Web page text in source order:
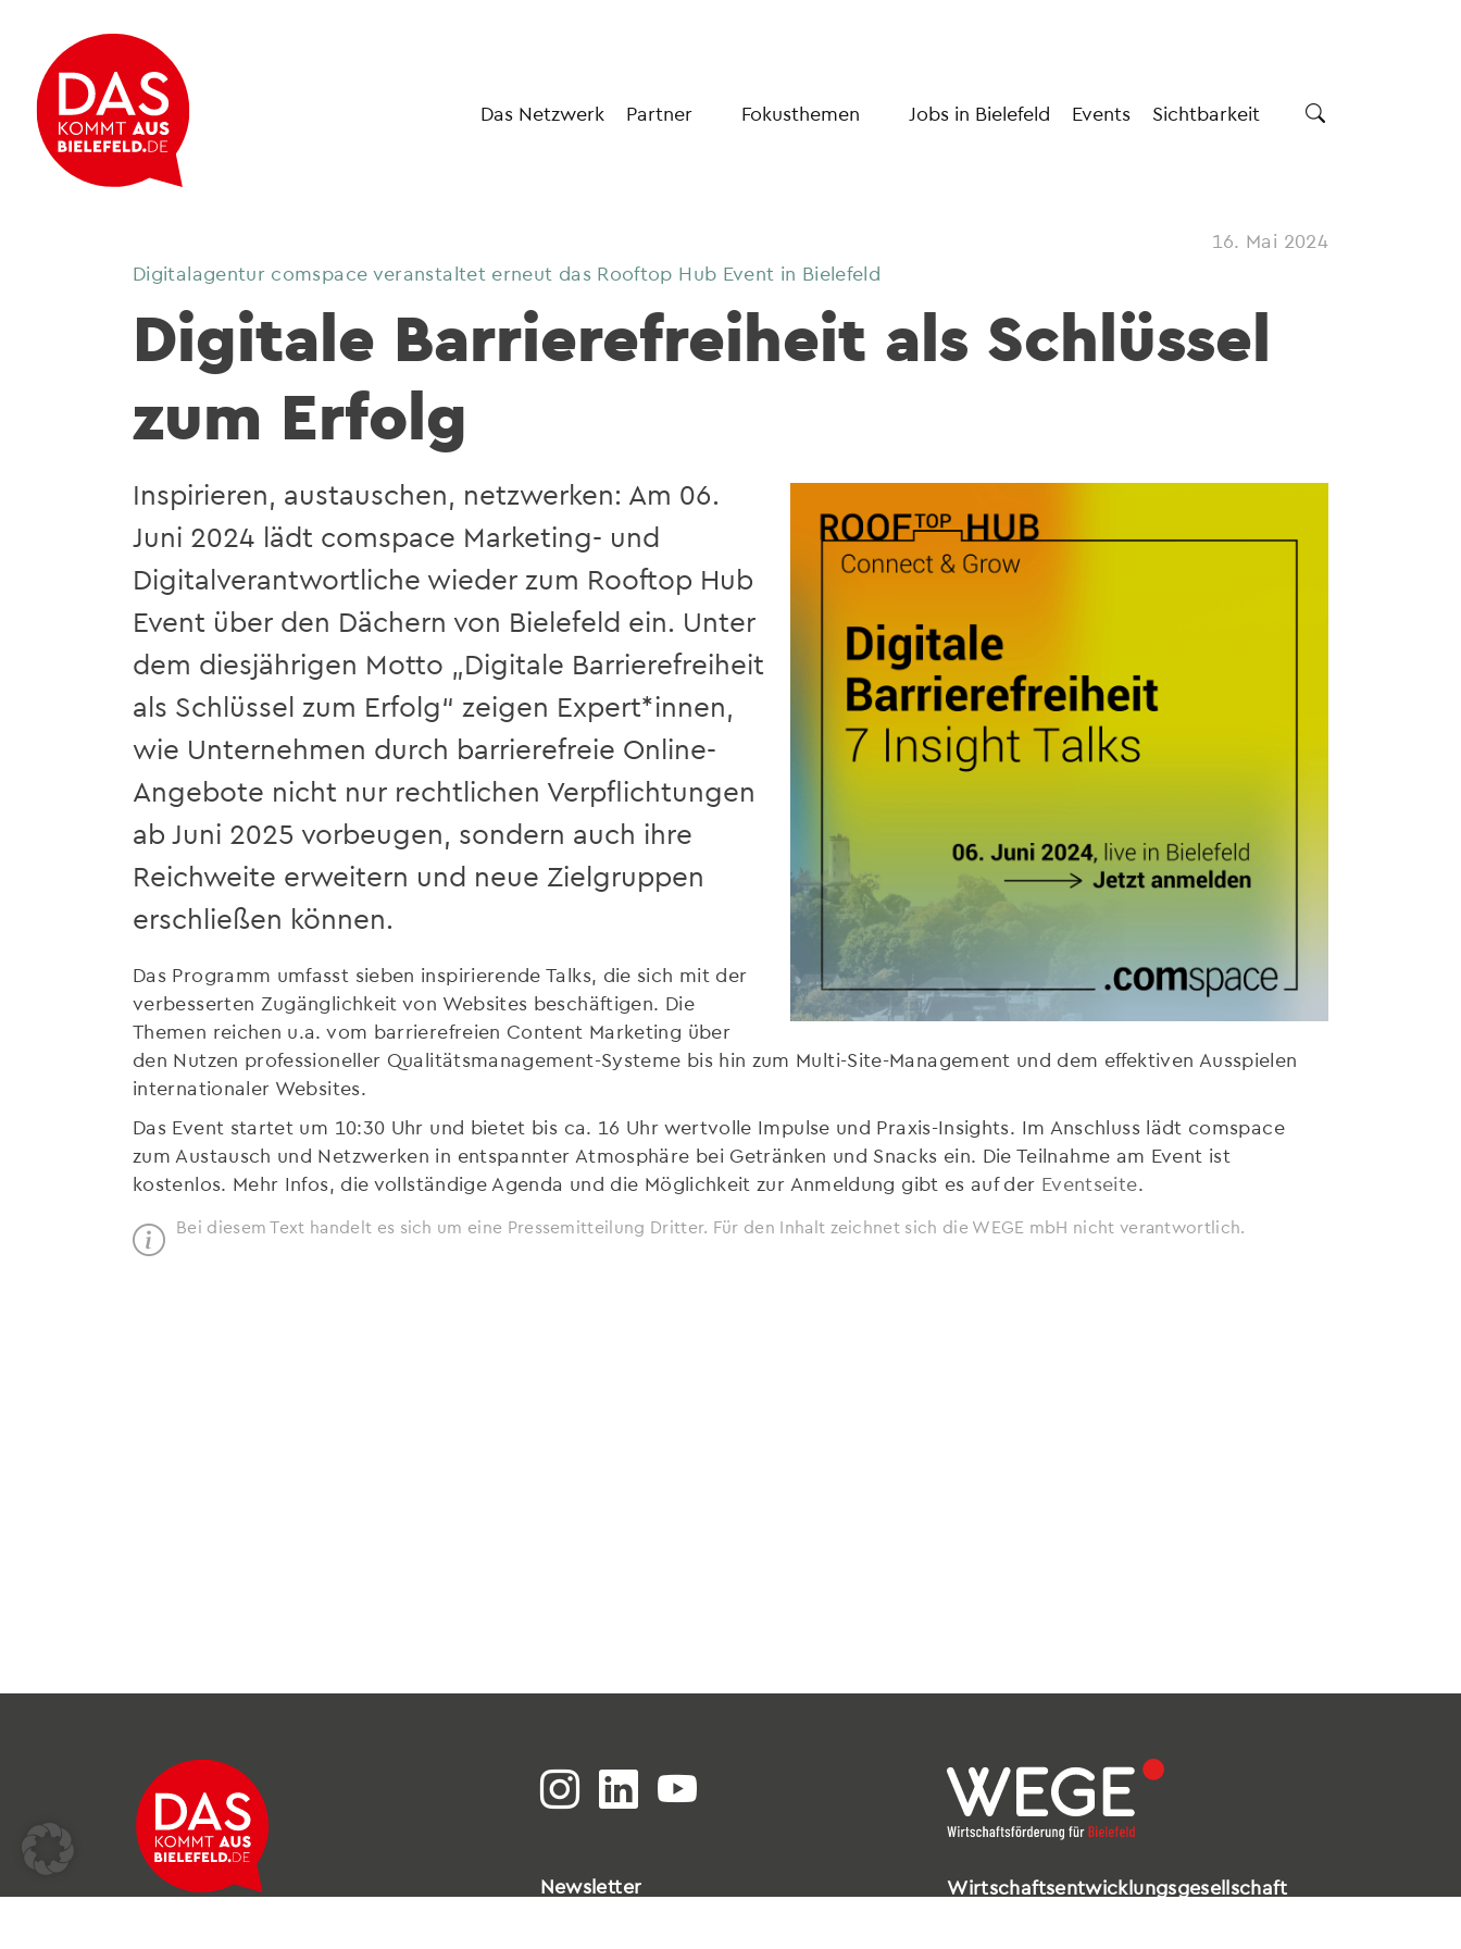
Das Netzwerk Partner Fokusthemen Jobs in Bielefeld Events Sichtbarkeit
16. Mai 2024
Digitalagentur comspace veranstaltet erneut das Rooftop Hub Event in Bielefeld
Digitale Barrierefreiheit als Schlüssel
zum Erfolg
Inspirieren, austauschen, netzwerken: Am 06.
Juni 2024 lädt comspace Marketing- und
Digitalverantwortliche wieder zum Rooftop Hub
Event über den Dächern von Bielefeld ein. Unter
dem diesjährigen Motto „Digitale Barrierefreiheit
als Schlüssel zum Erfolg“ zeigen Expert*innen,
wie Unternehmen durch barrierefreie Online-
Angebote nicht nur rechtlichen Verpflichtungen
ab Juni 2025 vorbeugen, sondern auch ihre
Reichweite erweitern und neue Zielgruppen
erschließen können.
Das Programm umfasst sieben inspirierende Talks, die sich mit der
verbesserten Zugänglichkeit von Websites beschäftigen. Die
Themen reichen u.a. vom barrierefreien Content Marketing über
den Nutzen professioneller Qualitätsmanagement-Systeme bis hin zum Multi-Site-Management und dem effektiven Ausspielen
internationaler Websites.
Das Event startet um 10:30 Uhr und bietet bis ca. 16 Uhr wertvolle Impulse und Praxis-Insights. Im Anschluss lädt comspace
zum Austausch und Netzwerken in entspannter Atmosphäre bei Getränken und Snacks ein. Die Teilnahme am Event ist
kostenlos. Mehr Infos, die vollständige Agenda und die Möglichkeit zur Anmeldung gibt es auf der Eventseite
Bei diesem Text handelt es sich um eine Pressemitteilung Dritter. Für den Inhalt zeichnet sich die WEGE mbH nicht verantwortlich.
Newsletter
Wirtschaftsentwicklungsgesellschaft